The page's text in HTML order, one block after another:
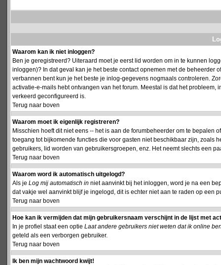
Waarom kan ik niet inloggen?
Ben je geregistreerd? Uiteraard moet je eerst lid worden om in te kunnen
inloggen)? In dat geval kan je het beste contact opnemen met de beheerder
verbannen bent kun je het beste je inlog-gegevens nogmaals controleren.
activatie-e-mails hebt ontvangen van het forum. Meestal is dat het
verkeerd geconfigureerd is.
Terug naar boven
Waarom moet ik eigenlijk registreren?
Misschien hoeft dit niet eens -- het is aan de forumbeheerder om te bepalen
toegang tot bijkomende functies die voor gasten niet beschikbaar zijn,
gebruikers, lid worden van gebruikersgroepen, enz. Het neemt slechts een
Terug naar boven
Waarom word ik automatisch uitgelogd?
Als je Log mij automatisch in niet aanvinkt bij het inloggen, word je na een
dat vakje wel aanvinkt blijf je ingelogd, dit is echter niet aan te raden op een
Terug naar boven
Hoe kan ik vermijden dat mijn gebruikersnaam verschijnt in de lijst met
In je profiel staat een optie Laat andere gebruikers niet weten dat ik online
geteld als een verborgen gebruiker.
Terug naar boven
Ik ben mijn wachtwoord kwijt!